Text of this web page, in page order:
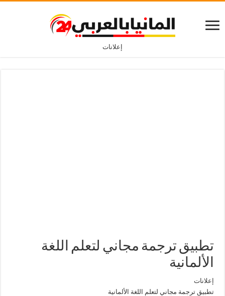
إعلانات
تطبيق ترجمة مجاني لتعلم اللغة
الألمانية
إعلانات
تطبيق ترجمة مجاني لتعلم اللغة الألمانية